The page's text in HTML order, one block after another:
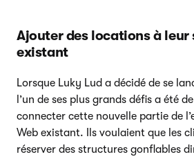
Ajouter des locations à leur
existant
Lorsque Luky Lud a décidé de se
l’un de ses plus grands défis a été
connecter cette nouvelle partie de
Web existant. Ils voulaient que les
réserver des structures gonflables